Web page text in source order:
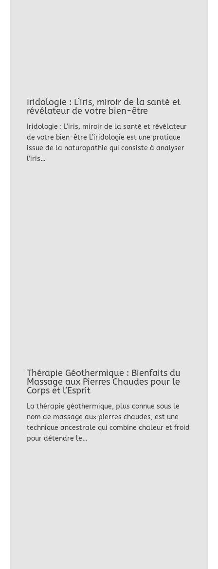
Iridologie : L’iris, miroir de la santé et
révélateur de votre bien-être
Iridologie : L’iris, miroir de la santé et révélateur
de votre bien-être L’iridologie est une pratique
issue de la naturopathie qui consiste à analyser
l’iris…
Thérapie Géothermique : Bienfaits du
Massage aux Pierres Chaudes pour le
Corps et l’Esprit
La thérapie géothermique, plus connue sous le
nom de massage aux pierres chaudes, est une
technique ancestrale qui combine chaleur et froid
pour détendre le…